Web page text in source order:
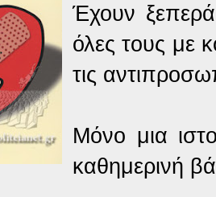
Έχουν
όλες τους με
τις
Μόνο μια
καθημερινή